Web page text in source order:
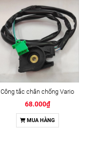
Công tắc chân chống Vario
68.000₫
MUA HÀNG